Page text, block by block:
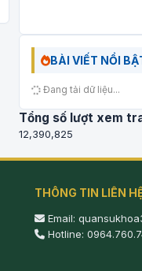
BÀI VIẾT NỔI
Đang tải dữ liệu...
Tổng số lượt xem
12,390,825
THÔNG TIN LIÊN
Email:
Hotline: